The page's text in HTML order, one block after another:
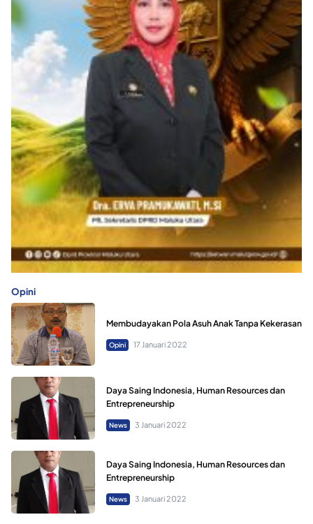
Opini
Membudayakan Pola Asuh Anak Tanpa Kekerasan
Opini 17 Januari 2022
Daya Saing Indonesia, Human Resources dan
Entrepreneurship
News 3 Januari 2022
Daya Saing Indonesia, Human Resources dan
Entrepreneurship
News 3 Januari 2022